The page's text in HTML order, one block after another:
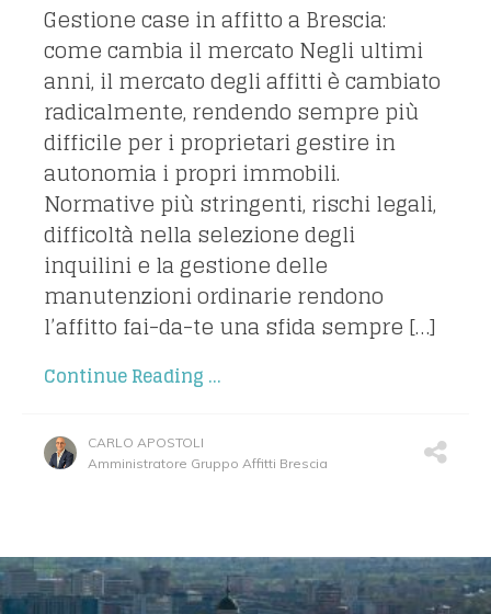
Gestione case in affitto a Brescia:
come cambia il mercato Negli ultimi
anni, il mercato degli affitti è cambiato
radicalmente, rendendo sempre più
difficile per i proprietari gestire in
autonomia i propri immobili.
Normative più stringenti, rischi legali,
difficoltà nella selezione degli
inquilini e la gestione delle
manutenzioni ordinarie rendono
l’affitto fai-da-te una sfida sempre […]
Continue Reading ...
CARLO APOSTOLI
Amministratore Gruppo Affitti Brescia